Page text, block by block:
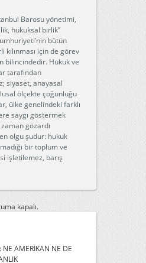
Barosu yönetimi,
hukuksal birlik”
bütün
için de görev
bilincindedir. Hukuk ve
tarafından
siyaset, anayasal
ölçekte çoğunluğu
ülke genelindeki farklı
saygı göstermek
gözardı
olgu şudur: hukuk
bir toplum ve
işletilemez, barış
kapalı.
AMERİKAN NE DE